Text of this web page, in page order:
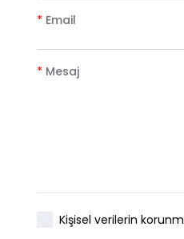
* Email
* Mesaj
Kişisel verilerin